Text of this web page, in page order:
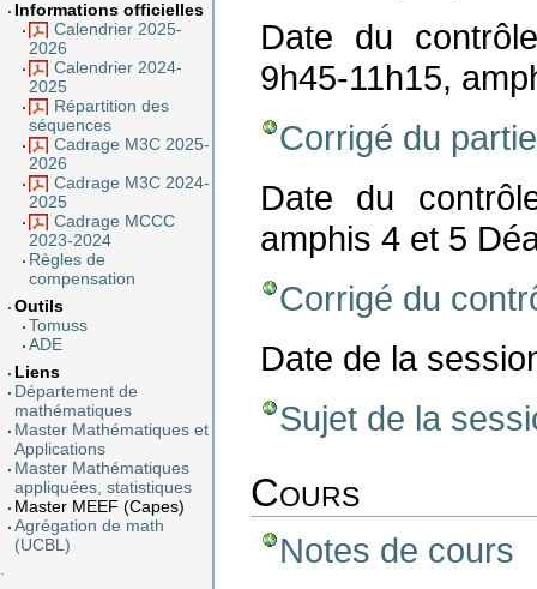
Informations officielles
Calendrier 2025-
2026
Calendrier 2024-
2025
Répartition des
séquences
Cadrage M3C 2025-
2026
Cadrage M3C 2024-
2025
Cadrage MCCC
2023-2024
Règles de
compensation
Outils
Tomuss
ADE
Liens
Département de
mathématiques
Master Mathématiques et
Applications
Master Mathématiques
appliquées, statistiques
Master MEEF (Capes)
Agrégation de math
(UCBL)
Date du
9h45-11h15,
Corrigé du
Date du
amphis 4 et 5
Corrigé du
Date de la
Sujet de la
Cours
Notes de cours